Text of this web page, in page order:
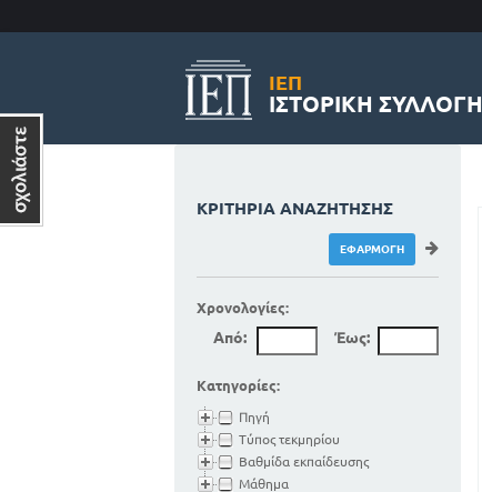
ΙΕΠ
ΙΣΤΟΡΙΚΉ ΣΥΛΛΟΓΉ
ΚΡΙΤΉΡΙΑ ΑΝΑΖΉΤΗΣΗΣ
Χρονολογίες:
Από: Έως:
Κατηγορίες:
Πηγή
Τύπος τεκμηρίου
Βαθμίδα εκπαίδευσης
Μάθημα